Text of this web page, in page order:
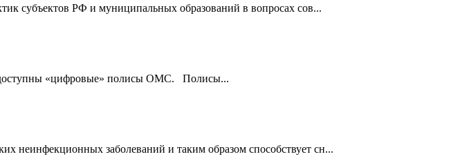
субъектов РФ и муниципальных образований в вопросах сов...
доступны «цифровые» полисы ОМС. Полисы...
неинфекционных заболеваний и таким образом способствует сн...